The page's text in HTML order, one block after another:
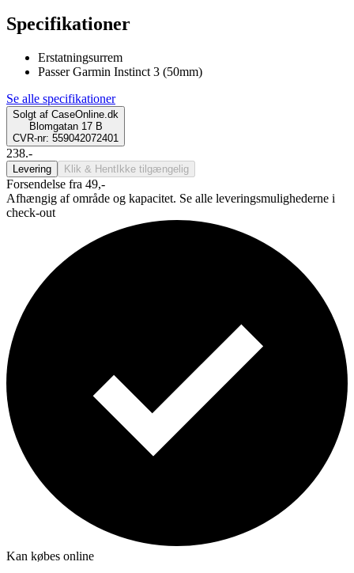
Specifikationer
Erstatningsurrem
Passer Garmin Instinct 3 (50mm)
Se alle specifikationer
Solgt af CaseOnline.dk
Blomgatan 17 B
CVR-nr: 559042072401
238.-
Levering Klik & Hent Ikke tilgængelig
Forsendelse fra 49,-
Afhængig af område og kapacitet. Se alle leveringsmulighederne i
check-out
Kan købes online